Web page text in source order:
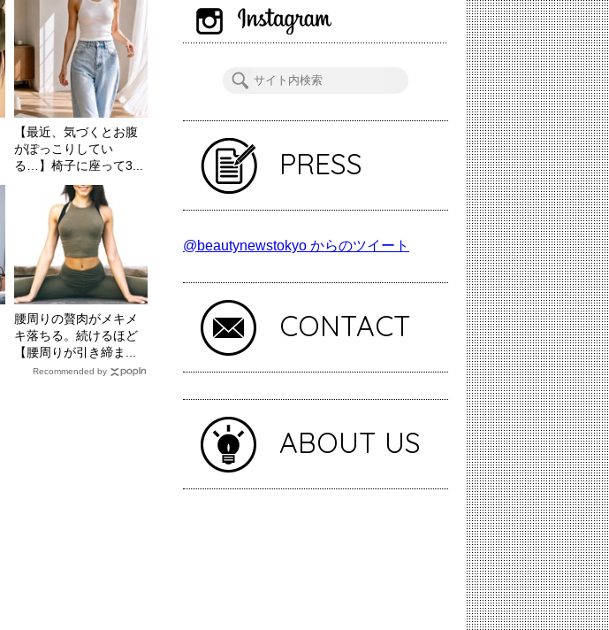
【最近、気づくとお腹
がぽっこりしてい
る…】椅子に座って3...
腰周りの贅肉がメキメ
キ落ちる。続けるほど
【腰周りが引き締ま...
Recommended by
PRESS
@beautynewstokyo からのツイート
CONTACT
ABOUT US